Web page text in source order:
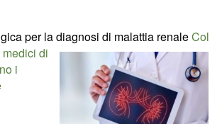
per la diagnosi di malattia renaleCol
di
i